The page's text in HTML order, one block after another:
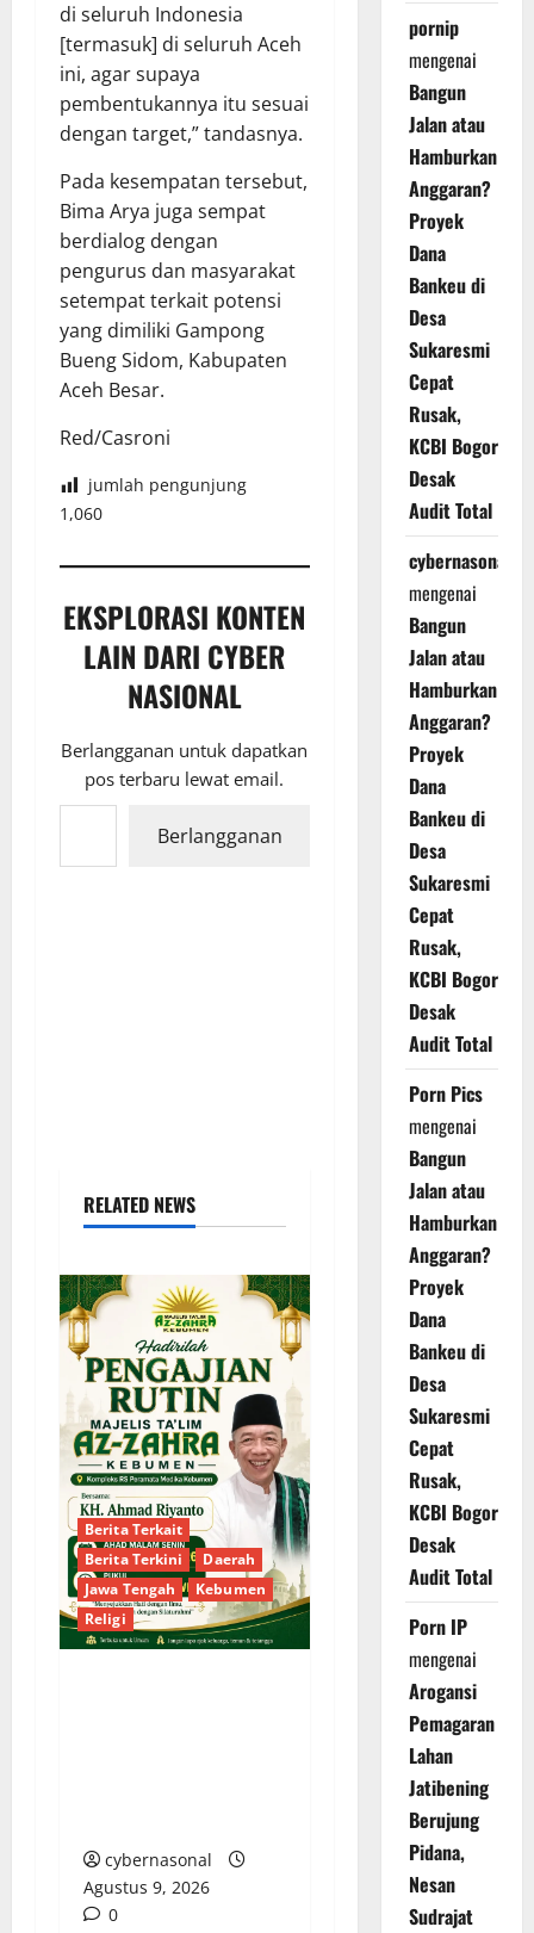
di seluruh Indonesia
[termasuk] di seluruh Aceh
ini, agar supaya
pembentukannya itu sesuai
dengan target,” tandasnya.
Pada kesempatan tersebut,
Bima Arya juga sempat
berdialog dengan
pengurus dan masyarakat
setempat terkait potensi
yang dimiliki Gampong
Bueng Sidom, Kabupaten
Aceh Besar.
Red/Casroni
jumlah pengunjung
1,060
EKSPLORASI KONTEN
LAIN DARI CYBER
NASIONAL
Berlangganan untuk dapatkan
pos terbaru lewat email.
Ketikkan email Anda...
Berlangganan
RELATED NEWS
Berita Terkait
Berita Terkini
Daerah
Jawa Tengah
Kebumen
Religi
cybernasonal
Agustus 9, 2026
0
pornip
mengenai
Bangun
Jalan atau
Hamburkan
Anggaran?
Proyek
Dana
Bankeu di
Desa
Sukaresmi
Cepat
Rusak,
KCBI Bogor
Desak
Audit Total
cybernasonal
mengenai
Bangun
Jalan atau
Hamburkan
Anggaran?
Proyek
Dana
Bankeu di
Desa
Sukaresmi
Cepat
Rusak,
KCBI Bogor
Desak
Audit Total
Porn Pics
mengenai
Bangun
Jalan atau
Hamburkan
Anggaran?
Proyek
Dana
Bankeu di
Desa
Sukaresmi
Cepat
Rusak,
KCBI Bogor
Desak
Audit Total
Porn IP
mengenai
Arogansi
Pemagaran
Lahan
Jatibening
Berujung
Pidana,
Nesan
Sudrajat